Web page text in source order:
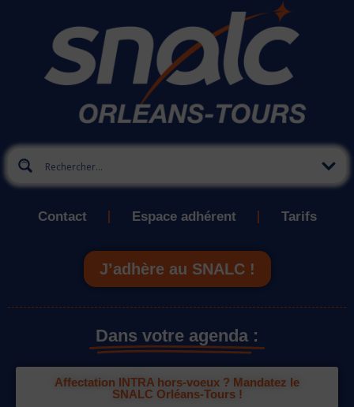
Contact Espace adhérent Tarifs
J’adhère au SNALC !
Dans votre agenda :
Affectation INTRA hors-voeux ? Mandatez le
SNALC Orléans-Tours !